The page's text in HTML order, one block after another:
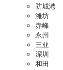
防城港
潍坊
赤峰
永州
三亚
深圳
和田